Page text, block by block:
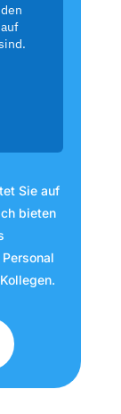
Sie auf
bieten